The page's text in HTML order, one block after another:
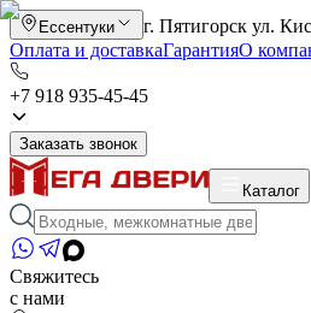
Ессентуки
г. Пятигорск ул.
Оплата и доставкаГарантияО
+7 918 935-45-45
Заказать звонок
Каталог
Свяжитесь
с нами